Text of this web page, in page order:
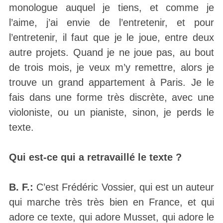
monologue auquel je tiens, et comme je
l’aime, j’ai envie de l’entretenir, et pour
l’entretenir, il faut que je le joue, entre deux
autre projets. Quand je ne joue pas, au bout
de trois mois, je veux m’y remettre, alors je
trouve un grand appartement à Paris. Je le
fais dans une forme très discrète, avec une
violoniste, ou un pianiste, sinon, je perds le
texte.
Qui est-ce qui a retravaillé le texte ?
B. F.: C’est Frédéric Vossier, qui est un auteur
qui marche très très bien en France, et qui
adore ce texte, qui adore Musset, qui adore le